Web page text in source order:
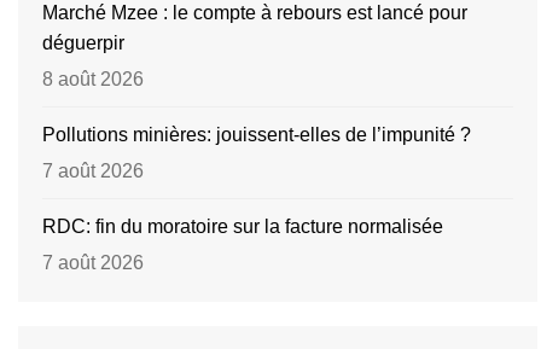
Marché Mzee : le compte à rebours est lancé pour
déguerpir
8 août 2026
Pollutions minières: jouissent-elles de l’impunité ?
7 août 2026
RDC: fin du moratoire sur la facture normalisée
7 août 2026